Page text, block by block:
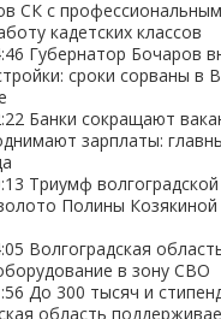
СК с
кадетских классов
Губернатор Бочаров
сроки сорваны в
Банки сокращают
зарплаты:
Триумф
Полины Козякиной
Волгоградская
в зону СВО
До 300 тысяч и
область